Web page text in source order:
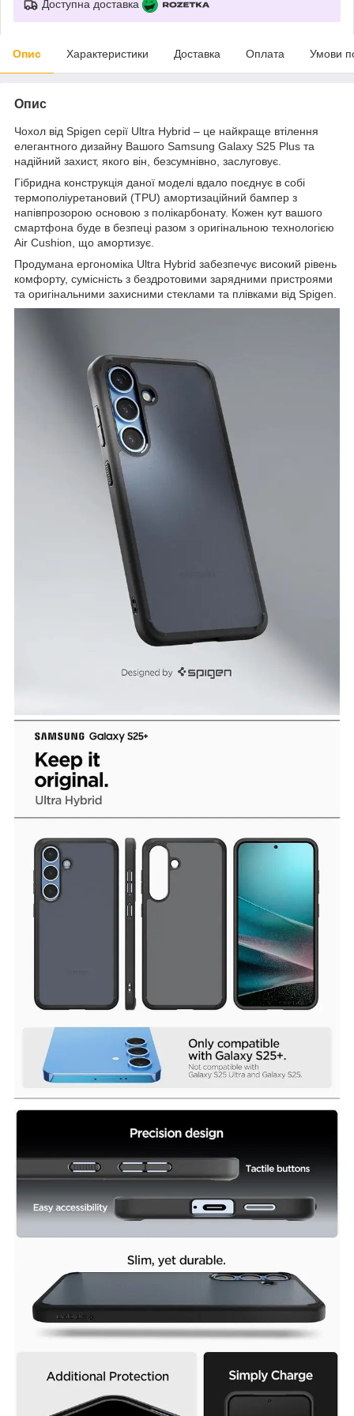
Доступна доставка
Опис Характеристики Доставка Оплата Умови
Опис
Чохол від Spigen серії Ultra Hybrid – це найкраще втілення
елегантного дизайну Вашого Samsung Galaxy S25 Plus та
надійний захист, якого він, безсумнівно, заслуговує.
Гібридна конструкція даної моделі вдало поєднує в собі
термополіуретановий (TPU) амортизаційний бампер з
напівпрозорою основою з полікарбонату. Кожен кут вашого
смартфона буде в безпеці разом з оригінальною технологією
Air Cushion, що амортизує.
Продумана ергономіка Ultra Hybrid забезпечує високий рівень
комфорту, сумісність з бездротовими зарядними пристроями
та оригінальними захисними стеклами та плівками від Spigen.